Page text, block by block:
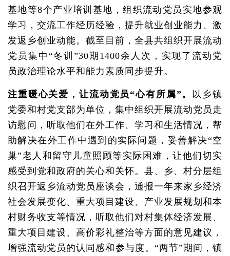
基地等8个产业培训基地，组织流动党员实地参观
学习，交流工作经历经验，提升就业创业能力、激
发返乡创业动能。截至目前，全县共组织开展流动
党员集中“冬训”30期1400余人次，实现了流动党
员政治理论水平和能力素质同步提升。
注重暖心关爱，让流动党员“心有所属”。 以乡镇
党委和村党支部为单位，集中组织开展流动党员走
访慰问，听取他们在外工作、学习和生活情况，帮
助解决在外工作中遇到的实际问题，妥善解决“空
巢”老人和留守儿童照顾等实际困难，让他们切实
感受到党和政府的关心和关怀。县、乡、村分层组
织召开返乡流动党员座谈会，通报一年来家乡经济
社会发展变化、重大项目建设、产业发展规划和本
村财务收支等情况，听取他们对村集体经济发展、
重大项目建设、高价彩礼整治等方面的意见建议，
增强流动党员的认同感和参与度。“两节”期间，镇